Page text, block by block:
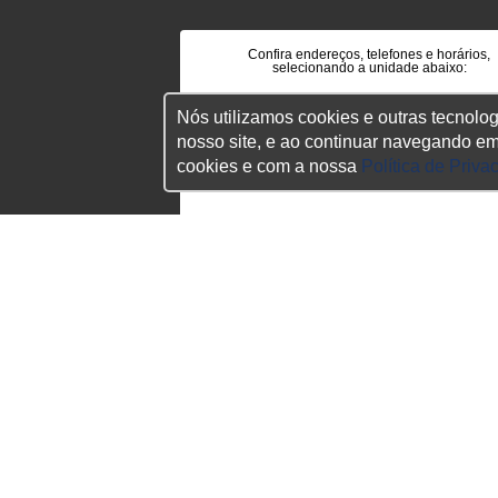
Confira endereços, telefones e horários,
selecionando a unidade abaixo:
Hyundai Duque de Caxias
Hyundai Campo Grande
Nós utilizamos cookies e outras
nosso site, e ao continuar navegando
cookies e com a nossa Política de